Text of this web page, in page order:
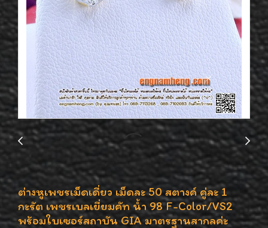
ต่างหูเพชรเม็ดเดี่ยว เม็ดละ 50 สตางค์ คู่ละ 1
กะรัต เพชรเบลเยี่ยมคัท น้ำ 98 F-Color/VS2
พร้อมใบเซอร์สถาบัน GIA มาตรฐานสากลค่ะ